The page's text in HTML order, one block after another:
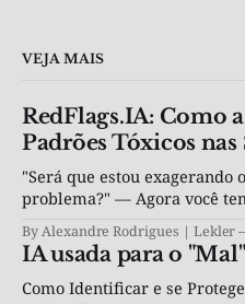
VEJA MAIS
RedFlags.IA: Como
Padrões Tóxicos nas
"Será que estou exagerando
problema?" — Agora você
objetiva, por R$ 4,90.
By Alexandre Rodrigues | Lekler
IA usada para o "Mal"
Como Identificar e se